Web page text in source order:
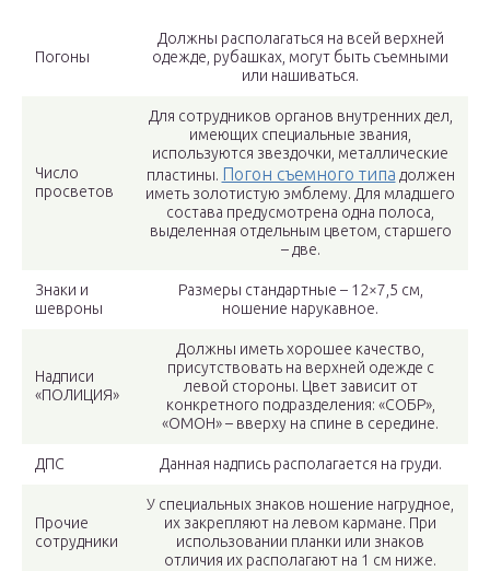
Погоны
Должны располагаться на всей верхней
одежде, рубашках, могут быть съемными
или нашиваться.
Число
просветов
Для сотрудников органов внутренних дел,
имеющих специальные звания,
используются звездочки, металлические
пластины. Погон съемного типа должен
иметь золотистую эмблему. Для младшего
состава предусмотрена одна полоса,
выделенная отдельным цветом, старшего
– две.
Знаки и
шевроны
Размеры стандартные – 12×7,5 см,
ношение нарукавное.
Надписи
«ПОЛИЦИЯ»
Должны иметь хорошее качество,
присутствовать на верхней одежде с
левой стороны. Цвет зависит от
конкретного подразделения: «СОБР»,
«ОМОН» – вверху на спине в середине.
ДПС Данная надпись располагается на груди.
Прочие
сотрудники
У специальных знаков ношение нагрудное,
их закрепляют на левом кармане. При
использовании планки или знаков
отличия их располагают на 1 см ниже.